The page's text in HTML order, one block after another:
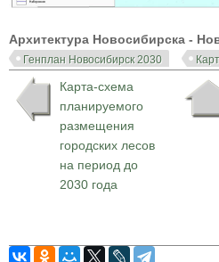
Архитектура Новосибирска -
Генплан Новосибирск 2030
Карта-схема
планируемого
размещения
городских лесов
на период до
2030 года